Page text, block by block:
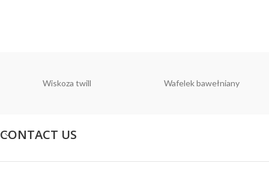
Wiskoza twill Wafelek bawełniany
CONTACT US